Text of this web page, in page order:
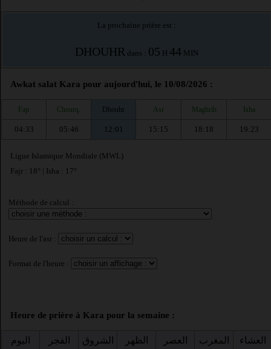
La prochaine prière est :
DHOUHR dans : 05 H 44 MIN
Awkat salat Kara pour aujourd'hui, le 10/08/2026 :
Fajr Chourq. Dhouhr Asr Maghrib Isha
04:33 05:46 12:01 15:15 18:18 19:23
Ligue Islamique Mondiale (MWL)
Fajr : 18° | Isha : 17°
Méthode de calcul :
Heure de l'asr :
Format de l'heure :
Heure de prière à Kara pour la semaine :
اليوم الفجر الشروق الظهر العصر المغرب العشاء